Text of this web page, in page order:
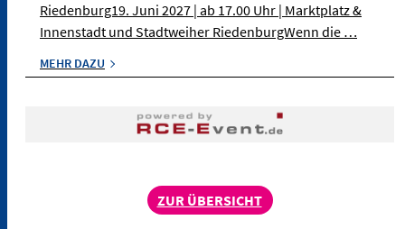
Riedenburg19. Juni 2027 | ab 17.00 Uhr | Marktplatz &
Innenstadt und Stadtweiher RiedenburgWenn die …
MEHR DAZU
ZUR ÜBERSICHT